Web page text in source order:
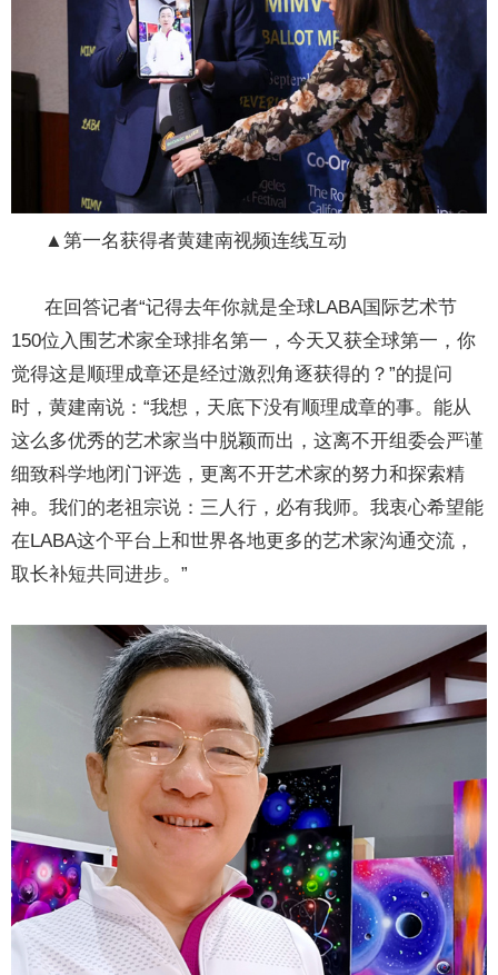
▲第一名获得者黄建南视频连线互动
在回答记者“记得去年你就是全球LABA国际艺术节
150位入围艺术家全球排名第一，今天又获全球第一，你
觉得这是顺理成章还是经过激烈角逐获得的？”的提问
时，黄建南说：“我想，天底下没有顺理成章的事。能从
这么多优秀的艺术家当中脱颖而出，这离不开组委会严谨
细致科学地闭门评选，更离不开艺术家的努力和探索精
神。我们的老祖宗说：三人行，必有我师。我衷心希望能
在LABA这个平台上和世界各地更多的艺术家沟通交流，
取长补短共同进步。”